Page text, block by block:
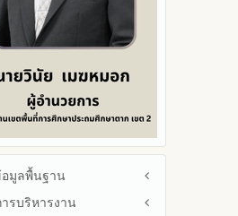
มูลพื้นฐาน
รงสร้าง หน้าที่และอำนาจ
รบริหารงาน